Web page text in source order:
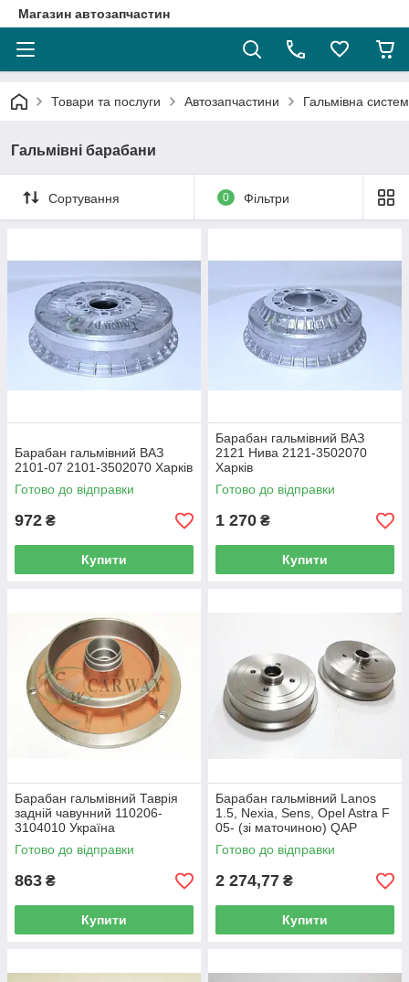
Магазин автозапчастин
Товари та послуги Автозапчастини Гальмівна
Гальмівні барабани
Сортування 0 Фільтри
Барабан гальмівний ВАЗ
2101-07 2101-3502070 Харків
Готово до відправки
972 ₴
Купити
Барабан гальмівний ВАЗ
2121 Нива 2121-3502070
Харків
Готово до відправки
1 270 ₴
Купити
Барабан гальмівний Таврія
задній чавунний 110206-
3104010 Україна
Готово до відправки
863 ₴
Купити
Барабан гальмівний Lanos
1.5, Nexia, Sens, Opel Astra F
05- (зі маточиною) QAP
Готово до відправки
2 274,77 ₴
Купити